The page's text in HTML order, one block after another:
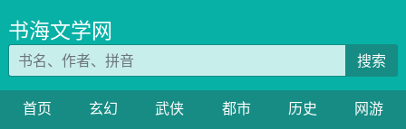
书海文学网
搜索
首页 玄幻 武侠 都市 历史
网游